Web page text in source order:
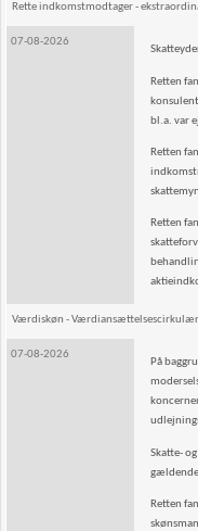
Rette indkomstmodtager -
07-08-2026
Retten
bl.a. var
Retten
Retten
Værdiskøn -
07-08-2026
På
Skatte-
Retten